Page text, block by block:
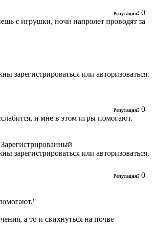
Репутация: 0
с игрушки, ночи напролет проводят за
зарегистрироваться или авторизоваться.
Репутация: 0
и мне в этом игры помогают.
Зарегистрированный
зарегистрироваться или авторизоваться.
Репутация: 0
а то и свихнуться на почве